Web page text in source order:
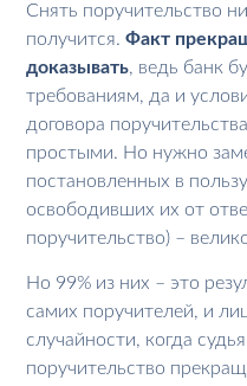
Снять поручительство
получится.Факт
доказывать, ведь банк
требованиям, да и
договора
простыми. Но нужно
постановленных в
освободивших их от
поручительство) –
Но 99% из них – это
самих поручителей, и
случайности, когда
поручительство